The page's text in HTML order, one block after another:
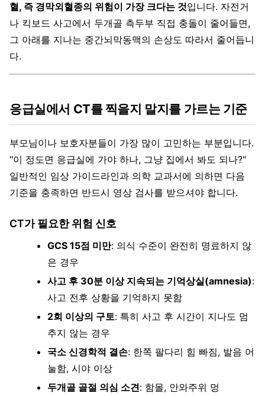
혈, 즉 경막외혈종의 위험이 가장 크다는 것입니다. 자전거
나 킥보드 사고에서 두개골 측두부 직접 충돌이 줄어들면,
그 아래를 지나는 중간뇌막동맥의 손상도 따라서 줄어듭니
다.
응급실에서 CT를 찍을지 말지를 가르는 기준
부모님이나 보호자분들이 가장 많이 고민하는 부분입니다.
"이 정도면 응급실에 가야 하나, 그냥 집에서 봐도 되나?"
일반적인 임상 가이드라인과 의학 교과서에 의하면 다음
기준을 충족하면 반드시 영상 검사를 받으셔야 합니다.
CT가 필요한 위험 신호
GCS 15점 미만: 의식 수준이 완전히 명료하지 않
은 경우
사고 후 30분 이상 지속되는 기억상실(amnesia):
사고 전후 상황을 기억하지 못함
2회 이상의 구토: 특히 사고 후 시간이 지나도 멈
추지 않는 경우
국소 신경학적 결손: 한쪽 팔다리 힘 빠짐, 발음 어
눌함, 시야 이상
두개골 골절 의심 소견: 함몰, 안와주위 멍